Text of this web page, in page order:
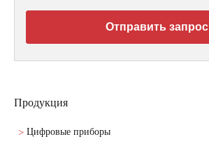
Отправить запрос
Продукция
Цифровые приборы